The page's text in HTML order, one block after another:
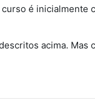
é inicialmente
acima. Mas